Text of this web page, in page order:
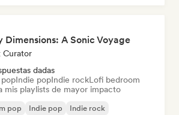
Dimensions: A Sonic Voyage
Curator
dadas
Indie popIndie rockLofi bedroom
mis playlists de mayor impacto
pop Indie pop
Indie rock